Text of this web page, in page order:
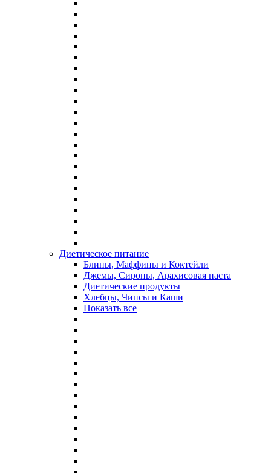
Диетическое питание
Блины, Маффины и Коктейли
Джемы, Сиропы, Арахисовая паста
Диетические продукты
Хлебцы, Чипсы и Каши
Показать все